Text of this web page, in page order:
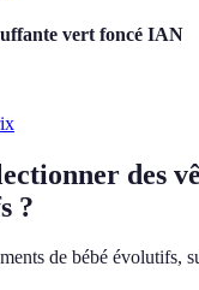
vert foncé IAN
des
?
de bébé évolutifs,